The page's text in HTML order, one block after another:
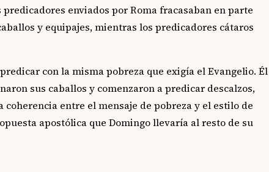
enviados por Roma fracasaban en parte
y equipajes, mientras los predicadores cátaros
con la misma pobreza que exigía el Evangelio. Él
sus caballos y comenzaron a predicar descalzos,
entre el mensaje de pobreza y el estilo de
apostólica que Domingo llevaría al resto de su